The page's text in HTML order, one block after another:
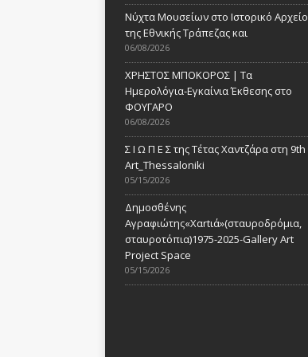
Νύχτα Μουσείων στο Ιστορικό Αρχείο
της Εθνικής Τράπεζας και
06/08/2026
ΧΡΗΣΤΟΣ ΜΠΟΚΟΡΟΣ | Τα
Ημερολόγια-Εγκαίνια Έκθεσης στο
ΦΟΥΓΑΡΟ
06/08/2026
Σ Ι Ω Π Ε Σ της Τέτας Χαντζάρα στη 9th
Art_Thessaloniki
05/15/2026
Δημοσθένης
Αγραφιώτης«Xαrtιά»(σταυροδρόμια,
σταυροτόπια)1975-2025-Gallery Art
Project Space
05/15/2026